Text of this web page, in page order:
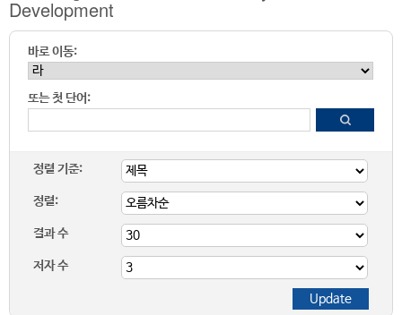
Development
바로 이동:
또는 첫 단어:
정렬 기준:
정렬:
결과 수
저자 수